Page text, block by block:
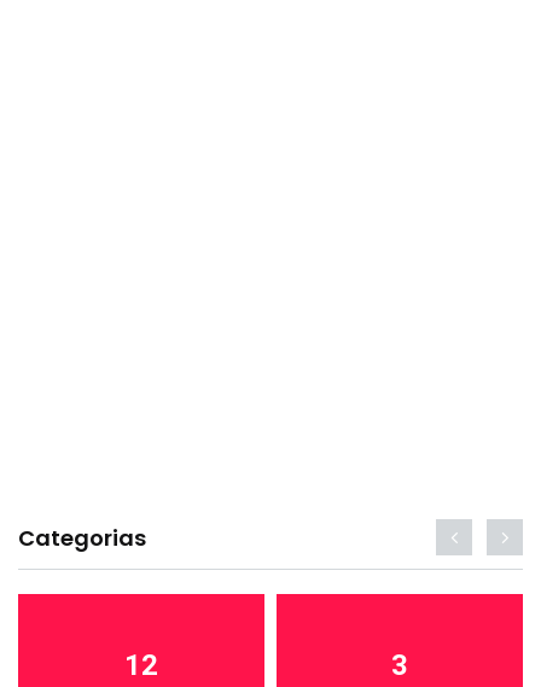
Categorias
12 3